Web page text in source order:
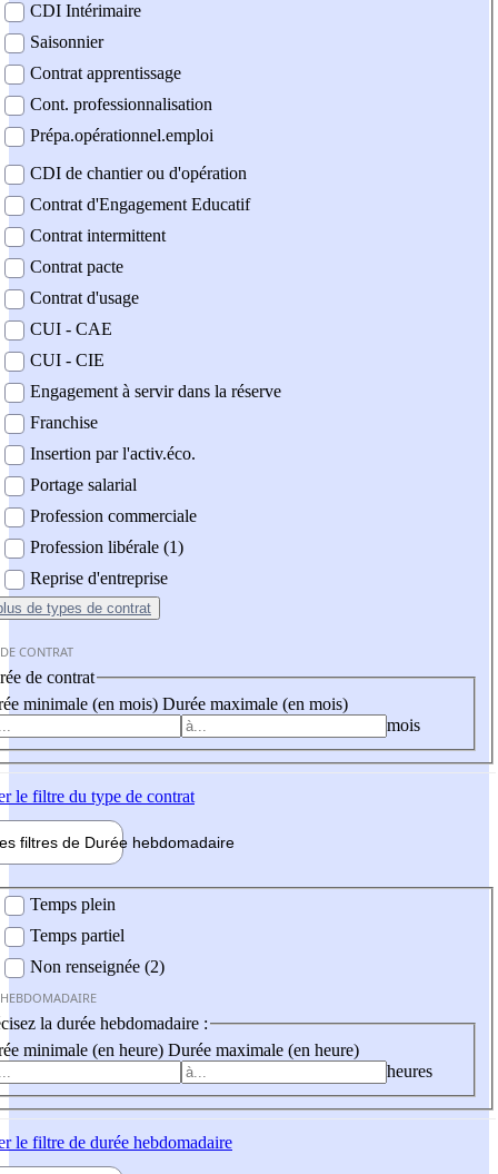
CDI Intérimaire
Saisonnier
Contrat apprentissage
Cont. professionnalisation
Prépa.opérationnel.emploi
CDI de chantier ou d'opération
Contrat d'Engagement Educatif
Contrat intermittent
Contrat pacte
Contrat d'usage
CUI - CAE
CUI - CIE
Engagement à servir dans la réserve
Franchise
Insertion par l'activ.éco.
Portage salarial
Profession commerciale
Profession libérale (1)
Reprise d'entreprise
de types de contrat
CONTRAT
de contrat
minimale (en mois) Durée maximale (en mois)
mois
le filtre du type de contrat
filtres de Durée hebdomadaire
Temps plein
Temps partiel
Non renseignée (2)
la durée hebdomadaire :
minimale (en heure) Durée maximale (en heure)
heures
le filtre de durée hebdomadaire